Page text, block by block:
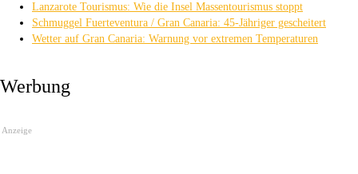
Lanzarote Tourismus: Wie die Insel Massentourismus stoppt
Schmuggel Fuerteventura / Gran Canaria: 45-Jähriger gescheitert
Wetter auf Gran Canaria: Warnung vor extremen Temperaturen
Werbung
Anzeige